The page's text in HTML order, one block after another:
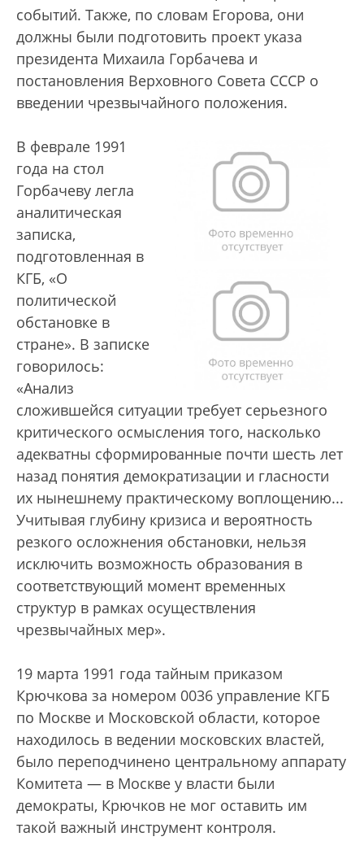
событий. Также, по словам Егорова, они
должны были подготовить проект указа
президента Михаила Горбачева и
постановления Верховного Совета СССР о
введении чрезвычайного положения.
В феврале 1991
года на стол
Горбачеву легла
аналитическая
записка,
подготовленная в
КГБ, «О
политической
обстановке в
стране». В записке
говорилось:
«Анализ
сложившейся ситуации требует серьезного
критического осмысления того, насколько
адекватны сформированные почти шесть лет
назад понятия демократизации и гласности
их нынешнему практическому воплощению...
Учитывая глубину кризиса и вероятность
резкого осложнения обстановки, нельзя
исключить возможность образования в
соответствующий момент временных
структур в рамках осуществления
чрезвычайных мер».
19 марта 1991 года тайным приказом
Крючкова за номером 0036 управление КГБ
по Москве и Московской области, которое
находилось в ведении московских властей,
было переподчинено центральному аппарату
Комитета — в Москве у власти были
демократы, Крючков не мог оставить им
такой важный инструмент контроля.